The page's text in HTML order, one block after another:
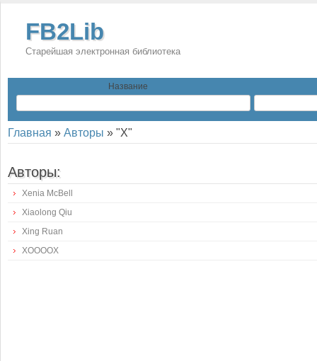
FB2Lib
Старейшая электронная библиотека
Название
Главная » Авторы » "X"
Авторы:
Xenia McBell
Xiaolong Qiu
Xing Ruan
XOOOOX